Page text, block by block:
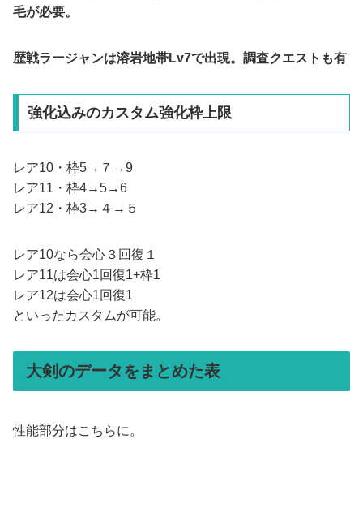
毛が必要。
歴戦ラージャンは溶岩地帯Lv7で出現。調査クエストも有
強化込みのカスタム強化枠上限
レア10・枠5→７→9
レア11・枠4→5→6
レア12・枠3→４→５
レア10なら会心３回復１
レア11は会心1回復1+枠1
レア12は会心1回復1
といったカスタムが可能。
大剣のデータをまとめた表
性能部分はこちらに。